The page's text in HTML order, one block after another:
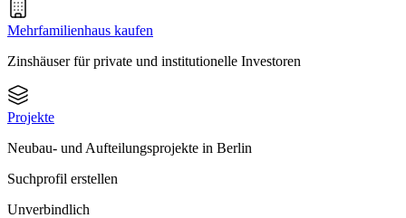
Mehrfamilienhaus kaufen
Zinshäuser für private und institutionelle Investoren
Projekte
Neubau- und Aufteilungsprojekte in Berlin
Suchprofil erstellen
Unverbindlich